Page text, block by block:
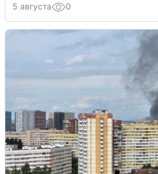
5 августа 0